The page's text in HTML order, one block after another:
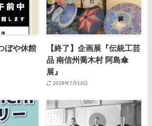
ぼや休館
【終了】企画展『伝統工芸
品 南信州喬木村 阿島傘
展』
2026年7月13日